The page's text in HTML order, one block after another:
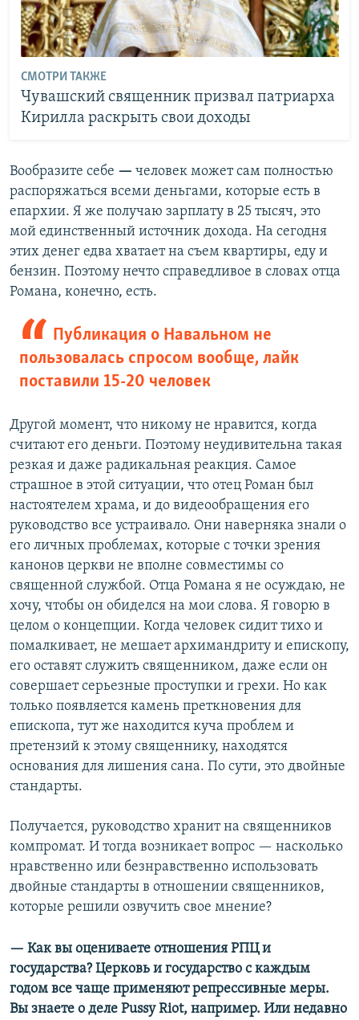
СМОТРИ ТАКЖЕ
Чувашский священник призвал патриарха
Кирилла раскрыть свои доходы
Вообразите себе — человек может сам полностью
распоряжаться всеми деньгами, которые есть в
епархии. Я же получаю зарплату в 25 тысяч, это
мой единственный источник дохода. На сегодня
этих денег едва хватает на съем квартиры, еду и
бензин. Поэтому нечто справедливое в словах отца
Романа, конечно, есть.
Публикация о Навальном не
пользовалась спросом вообще, лайк
поставили 15-20 человек
Другой момент, что никому не нравится, когда
считают его деньги. Поэтому неудивительна такая
резкая и даже радикальная реакция. Самое
страшное в этой ситуации, что отец Роман был
настоятелем храма, и до видеообращения его
руководство все устраивало. Они наверняка знали о
его личных проблемах, которые с точки зрения
канонов церкви не вполне совместимы со
священной службой. Отца Романа я не осуждаю, не
хочу, чтобы он обиделся на мои слова. Я говорю в
целом о концепции. Когда человек сидит тихо и
помалкивает, не мешает архимандриту и епископу,
его оставят служить священником, даже если он
совершает серьезные проступки и грехи. Но как
только появляется камень преткновения для
епископа, тут же находится куча проблем и
претензий к этому священнику, находятся
основания для лишения сана. По сути, это двойные
стандарты.
Получается, руководство хранит на священников
компромат. И тогда возникает вопрос — насколько
нравственно или безнравственно использовать
двойные стандарты в отношении священников,
которые решили озвучить свое мнение?
— Как вы оцениваете отношения РПЦ и
государства? Церковь и государство с каждым
годом все чаще применяют репрессивные меры.
Вы знаете о деле Pussy Riot, например. Или недавно